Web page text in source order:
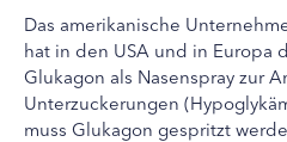
Das amerikanische
hat in den USA und in Europa
Glukagon als Nasenspray zur
Unterzuckerungen
muss Glukagon gespritzt